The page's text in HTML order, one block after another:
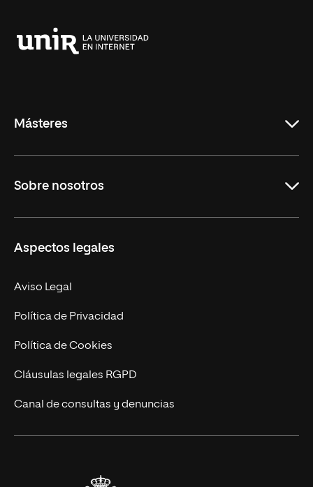
Másteres
Derecho
Empresa
MBA
Marketing y Comunicación
Ingeniería
Diseño
Ciencias de la Salud
Sobre nosotros
Nuestro Equipo
Contacto
Aspectos legales
Aviso Legal
Política de Privacidad
Política de Cookies
Cláusulas legales RGPD
Canal de consultas y denuncias